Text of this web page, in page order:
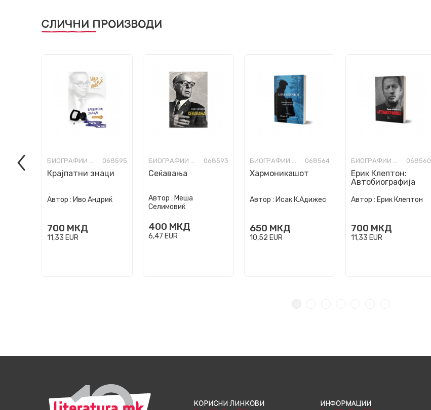
СЛИЧНИ ПРОИЗВОДИ
БИОГРАФИИ И МЕМОАРИ 068595
Крајпатни знаци
Автор : Иво Андриќ
700 МКД
11,33 EUR
БИОГРАФИИ И МЕМОАРИ 068593
Сеќавања
Автор : Меша
Селимовиќ
400 МКД
6,47 EUR
БИОГРАФИИ И МЕМОАРИ 068564
Хармоникашот
Автор : Исак К.Адижес
650 МКД
10,52 EUR
БИОГРАФИИ И МЕМОАРИ 068560
Ерик Клептон:
Автобиографија
Автор : Ерик Клептон
700 МКД
11,33 EUR
КОРИСНИ ЛИНКОВИ ИНФОРМАЦИИ